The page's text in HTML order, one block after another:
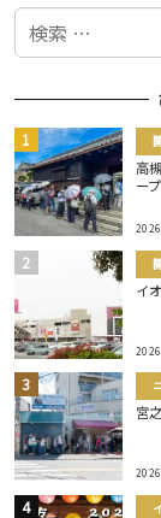
検
高
ー
イ
宮